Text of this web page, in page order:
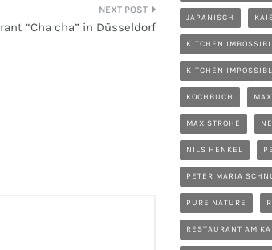
“Cha cha” in Düsseldorf
JAPANISCH
KITCHEN
KITCHEN
KOCHBUCH
MAX STROHE
NILS HENKEL
PETER MARIA
PURE NATURE
RESTAURANT AM